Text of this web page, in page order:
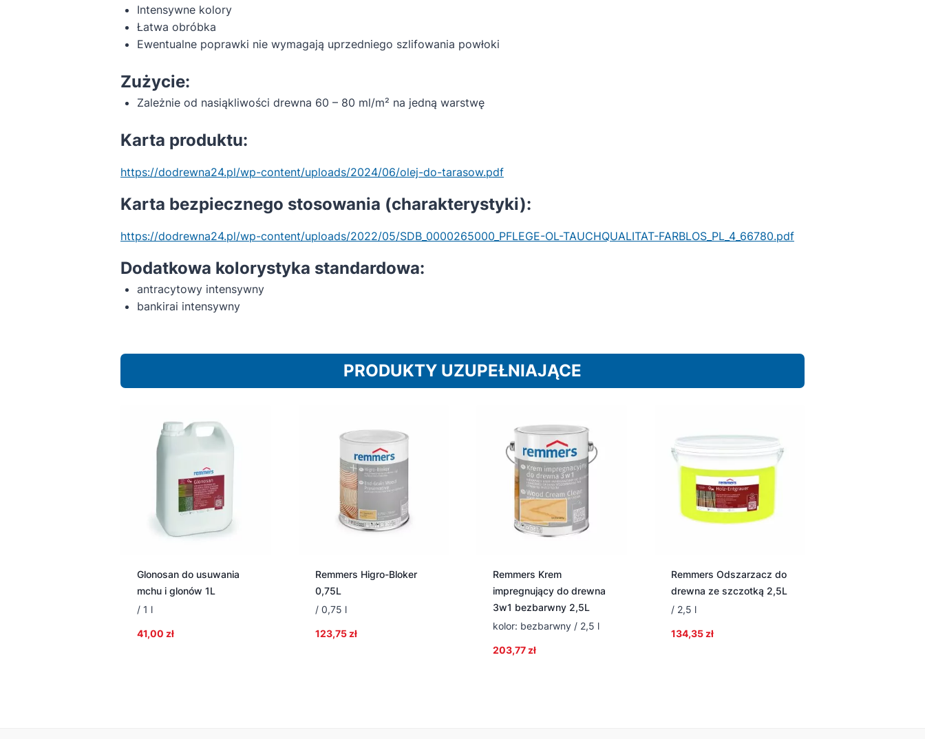
Intensywne kolory
Łatwa obróbka
Ewentualne poprawki nie wymagają uprzedniego szlifowania powłoki
Zużycie:
Zależnie od nasiąkliwości drewna 60 – 80 ml/m² na jedną warstwę
Karta produktu:
https://dodrewna24.pl/wp-content/uploads/2024/06/olej-do-tarasow.pdf
Karta bezpiecznego stosowania (charakterystyki):
https://dodrewna24.pl/wp-content/uploads/2022/05/SDB_0000265000_PFLEGE-OL-TAUCHQUALITAT-FARBLOS_PL_4_66780.pdf
Dodatkowa kolorystyka standardowa:
antracytowy intensywny
bankirai intensywny
PRODUKTY UZUPEŁNIAJĄCE
Glonosan do usuwania
mchu i glonów 1L
/ 1 l
41,00 zł
Remmers Higro-Bloker
0,75L
/ 0,75 l
123,75zł
Remmers Krem
impregnujący do drewna
3w1 bezbarwny 2,5L
kolor: bezbarwny / 2,5 l
203,77zł
Remmers Odszarzacz do
drewna ze szczotką 2,5L
/ 2,5 l
134,35zł